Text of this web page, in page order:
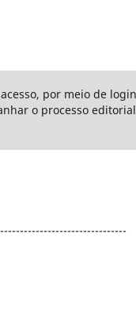
por meio de
o processo